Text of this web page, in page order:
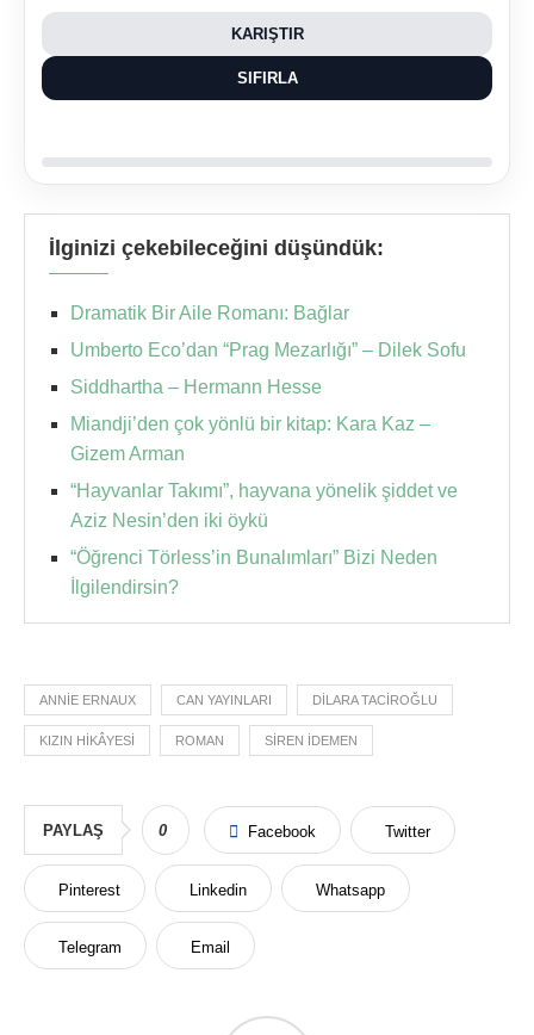
KARIŞTIR
SIFIRLA
İlginizi çekebileceğini düşündük:
Dramatik Bir Aile Romanı: Bağlar
Umberto Eco’dan “Prag Mezarlığı” – Dilek Sofu
Siddhartha – Hermann Hesse
Miandji’den çok yönlü bir kitap: Kara Kaz –
Gizem Arman
“Hayvanlar Takımı”, hayvana yönelik şiddet ve
Aziz Nesin’den iki öykü
“Öğrenci Törless’in Bunalımları” Bizi Neden
İlgilendirsin?
ANNIE ERNAUX CAN YAYINLARI DILARA TACIROĞLU
KIZIN HIKÂYESI ROMAN SIREN İDEMEN
PAYLAŞ 0 Facebook Twitter
Pinterest Linkedin Whatsapp
Telegram Email